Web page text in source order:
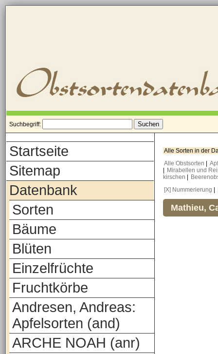
Suchbegriff:
Startseite
Sitemap
Datenbank
Sorten
Bäume
Blüten
Einzelfrüchte
Fruchtkörbe
Andresen, Andreas:
Apfelsorten (and)
ARCHE NOAH (anr)
Alle Sorten in der
Alle Obstsorten
Mirabellen und
kirschen
[X] Nummerierung
Mathieu,